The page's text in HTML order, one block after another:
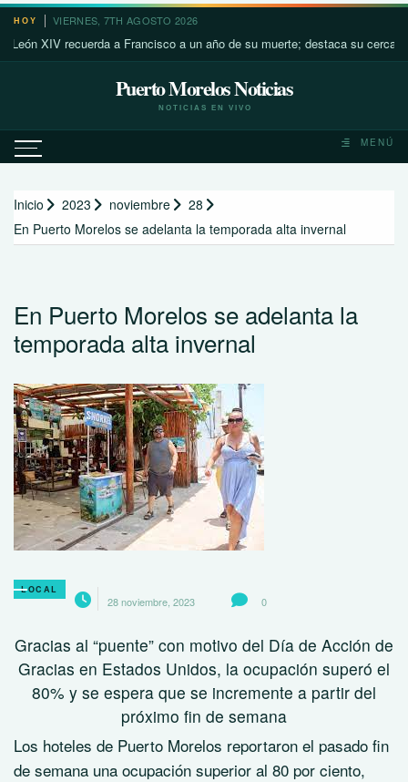
Saltar
contenido
HOY VIERNES, 7TH AGOSTO 2026
XIV recuerda a Francisco a un año de su muerte; destaca su cercanía
Puerto Morelos Noticias
NOTICIAS EN VIVO
MENÚ
Inicio 2023 noviembre
28
En Puerto Morelos se adelanta la temporada alta invernal
En Puerto Morelos se adelanta la
temporada alta invernal
LOCAL
28 noviembre, 2023 0
Gracias al “puente” con motivo del Día de Acción de
Gracias en Estados Unidos, la ocupación superó el
80% y se espera que se incremente a partir del
próximo fin de semana
Los hoteles de Puerto Morelos reportaron el pasado fin
de semana una ocupación superior al 80 por ciento,